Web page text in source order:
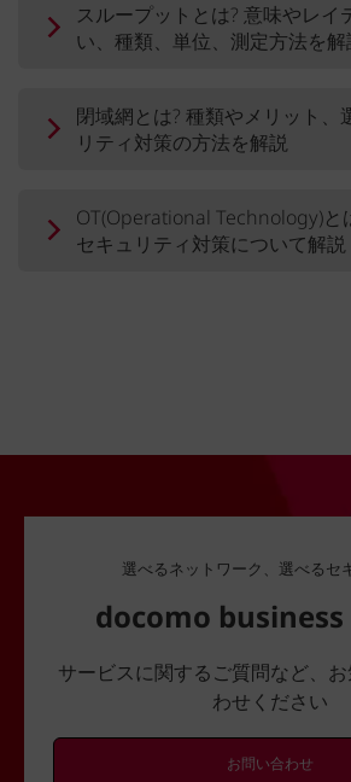
スループットとは? 意味やレイ
い、種類、単位、測定方法を解
閉域網とは? 種類やメリット、
リティ対策の方法を解説
OT(Operational Technology)と
セキュリティ対策について解説
選べるネットワーク、選べるセ
docomo business
サービスに関するご質問など、
わせください
お問い合わせ